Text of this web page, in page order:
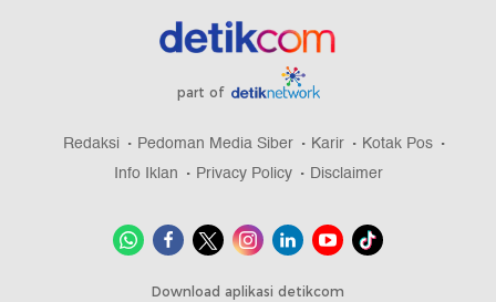
part of
Redaksi Pedoman Media Siber Karir
Kotak Pos
Info Iklan
Privacy Policy Disclaimer
Download aplikasi detikcom